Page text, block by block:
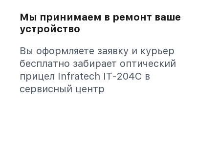
Мы принимаем в ремонт ваше
устройство
Вы оформляете заявку и курьер
бесплатно забирает оптический
прицел Infratech IT-204C в
сервисный центр